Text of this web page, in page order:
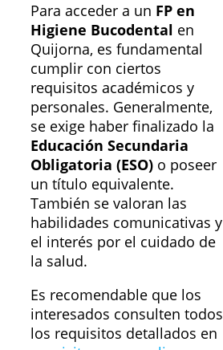
Para acceder a un FP en
Higiene Bucodental en
Quijorna, es fundamental
cumplir con ciertos
requisitos académicos y
personales. Generalmente,
se exige haber finalizado la
Educación Secundaria
Obligatoria (ESO) o poseer
un título equivalente.
También se valoran las
habilidades comunicativas y
el interés por el cuidado de
la salud.
Es recomendable que los
interesados consulten todos
los requisitos detallados en